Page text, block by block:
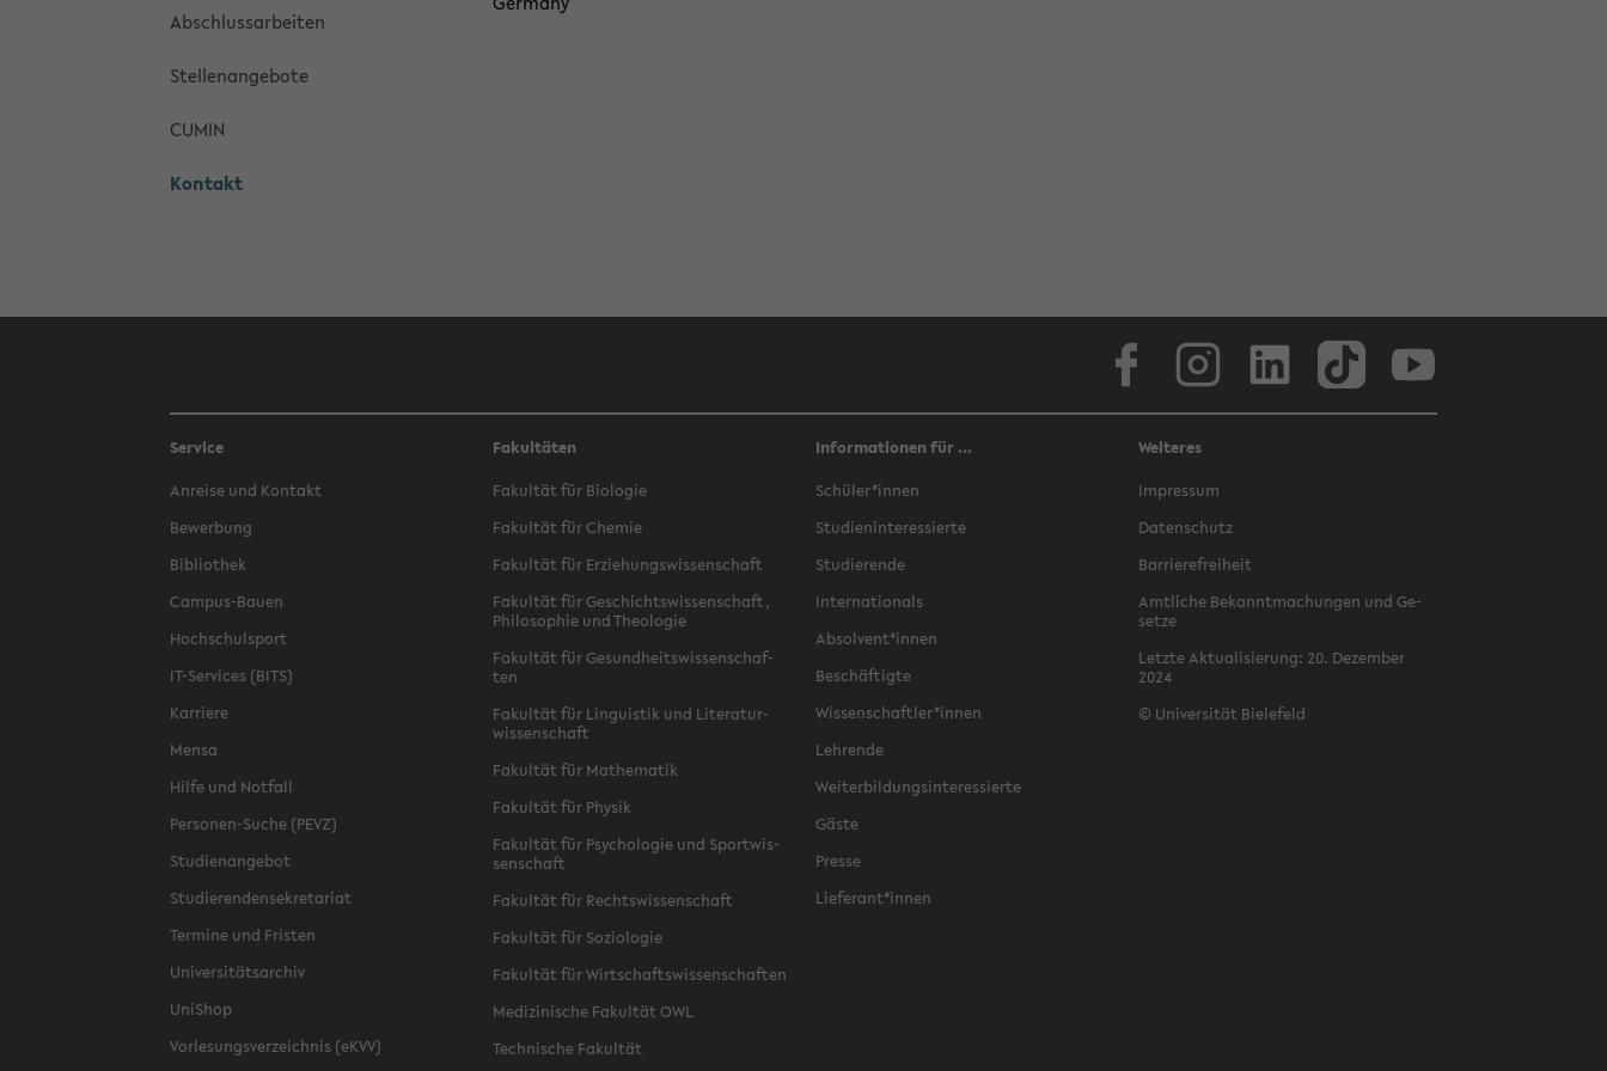
Ab­schluss­ar­bei­ten
Stel­len­an­ge­bo­te
CUMIN
Kon­takt
Face­book
Service
An­rei­se und Kon­takt
Be­wer­bung
Bi­blio­thek
Campus-​Bauen
Hoch­schul­sport
IT-​Services (BITS)
Kar­rie­re
Mensa
Hilfe und Not­fall
Personen-​Suche (PEVZ)
Stu­di­en­an­ge­bot
Stu­die­ren­den­se­kre­ta­ri­at
Ter­mi­ne und Fris­ten
Uni­ver­si­täts­ar­chiv
Uni­Shop
Vor­le­sungs­ver­zeich­nis (eKVV)
Fakultäten
Fa­kul­tät für Bio­lo­gie
Fa­kul­tät für Che­mie
Fa­kul­tät für Er­zie­hungs­wis­sen­schaft
Fa­kul­tät für Ge­schichts­wis­sen­schaft,
Phi­lo­so­phie und Theo­lo­gie
Fa­kul­tät für Ge­sund­heits­wis­sen­schaf­
ten
Fa­kul­tät für Lin­gu­is­tik und Li­te­ra­tur­
wis­sen­schaft
Fa­kul­tät für Ma­the­ma­tik
Fa­kul­tät für Phy­sik
Fa­kul­tät für Psy­cho­lo­gie und Sport­wis­
sen­schaft
Fa­kul­tät für Rechts­wis­sen­schaft
Fa­kul­tät für So­zio­lo­gie
Fa­kul­tät für Wirt­schafts­wis­sen­schaf­ten
Me­di­zi­ni­sche Fa­kul­tät OWL
Tech­ni­sche Fa­kul­tät
Informationen für ...
Schü­ler*innen
Stu­di­en­in­ter­es­sier­te
Stu­die­ren­de
In­ter­na­tio­nals
Ab­sol­vent*innen
Be­schäf­tig­te
Wis­sen­schaft­ler*innen
Leh­ren­de
Wei­ter­bil­dungs­in­ter­es­sier­te
Gäste
Pres­se
Lie­fe­rant*innen
Weiteres
Im­pres­sum
Da­ten­schutz
Bar­rie­re­frei­heit
Amt­li­che Be­kannt­ma­chun­gen und Ge­
set­ze
Letz­te Ak­tua­li­sie­rung: 20. De­zem­ber
2024
© Uni­ver­si­tät Bie­le­feld